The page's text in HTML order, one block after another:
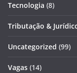
Tecnologia (8)
Tributação &
Uncategorized (99)
Vagas (14)